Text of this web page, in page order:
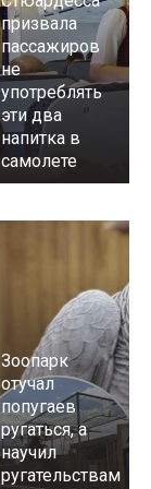
призвала
пассажиров
не
употреблять
эти два
напитка в
самолете
Зоопарк
отучал
попугаев
ругаться, а
научил
ругательствам